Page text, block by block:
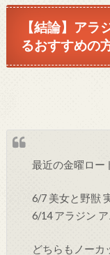
【結論】ア
るおすすめの
最近の金曜ロー
6/7 美女と野獣
6/14 アラジン
どちらもノーカ